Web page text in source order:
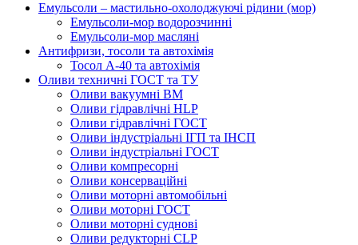
Емульсоли – мастильно-охолоджуючі рідини (мор)
Емульсоли-мор водорозчинні
Емульсоли-мор масляні
Антифризи, тосоли та автохімія
Тосол А-40 та автохімія
Оливи техничні ГОСТ та ТУ
Оливи вакуумні ВМ
Оливи гідравлічні HLP
Оливи гідравлічні ГОСТ
Оливи індустріальні ІГП та ІНСП
Оливи індустріальні ГОСТ
Оливи компресорні
Оливи консерваційні
Оливи моторні автомобільні
Оливи моторні ГОСТ
Оливи моторні суднові
Оливи редукторні CLP